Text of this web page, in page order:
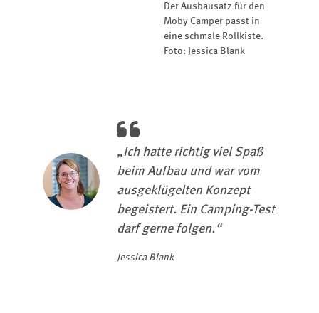
Der Ausbausatz für den
Moby Camper passt in
eine schmale Rollkiste.
Foto: Jessica Blank
„Ich hatte richtig viel Spaß
beim Aufbau und war vom
ausgeklügelten Konzept
begeistert. Ein Camping-Test
darf gerne folgen.“
Jessica Blank